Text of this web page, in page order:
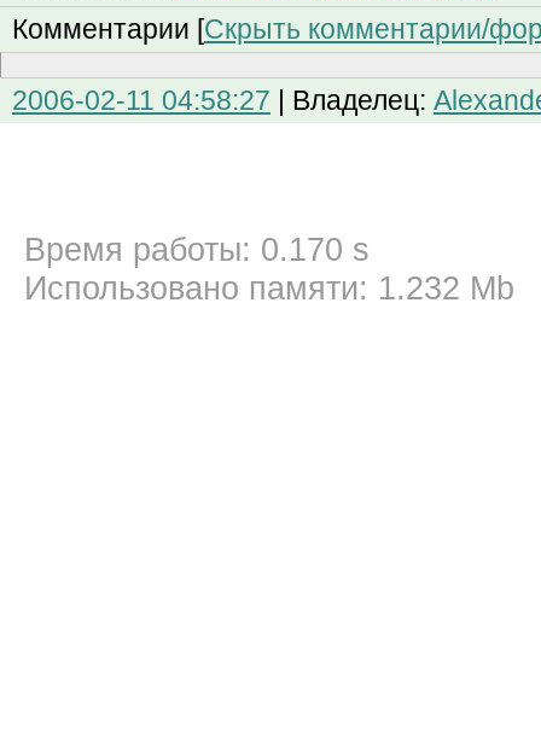
Комментарии [Скрыть комментарии/
2006-02-11 04:58:27 | Владелец:
Время работы: 0.170 s
Использовано памяти: 1.232 Mb